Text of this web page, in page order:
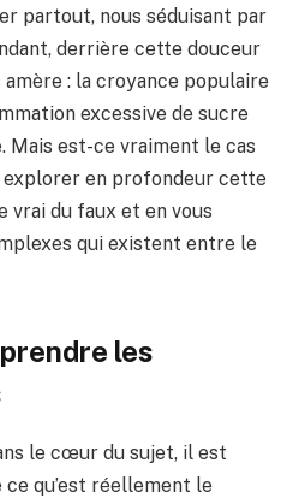
partout, nous séduisant par
derrière cette douceur
: la croyance populaire
excessive de sucre
Mais est-ce vraiment le cas
explorer en profondeur cette
vrai du faux et en vous
qui existent entre le
les
le cœur du sujet, il est
qu’est réellement le